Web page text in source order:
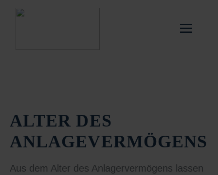
ALTER DES
ANLAGEVERMÖGENS
Aus dem Alter des Anlagervermögens lassen